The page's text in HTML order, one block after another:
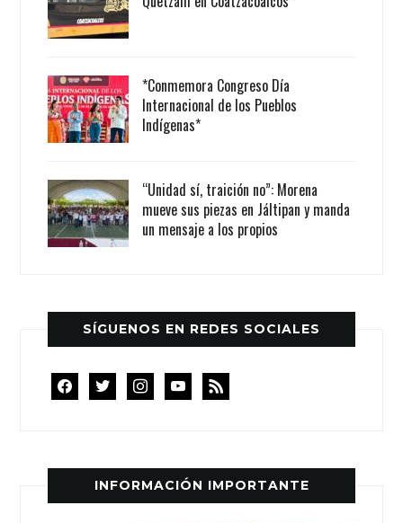
*Conmemora Congreso Día
Internacional de los Pueblos
Indígenas*
“Unidad sí, traición no”: Morena
mueve sus piezas en Jáltipan y manda
un mensaje a los propios
SÍGUENOS EN REDES SOCIALES
facebooktwitterinstagramyoutube
rss
INFORMACIÓN IMPORTANTE